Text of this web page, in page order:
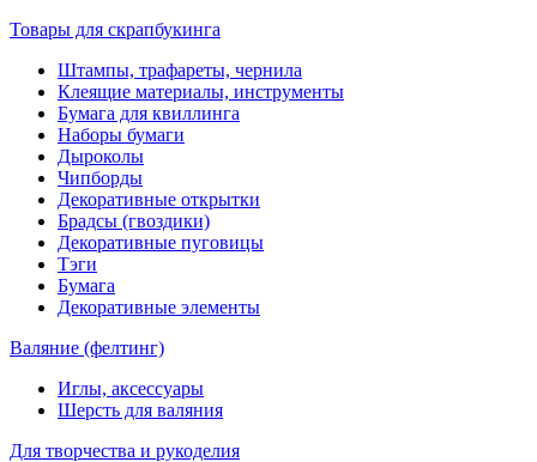
Товары для скрапбукинга
Штампы, трафареты, чернила
Клеящие материалы, инструменты
Бумага для квиллинга
Наборы бумаги
Дыроколы
Чипборды
Декоративные открытки
Брадсы (гвоздики)
Декоративные пуговицы
Тэги
Бумага
Декоративные элементы
Валяние (фелтинг)
Иглы, аксессуары
Шерсть для валяния
Для творчества и рукоделия